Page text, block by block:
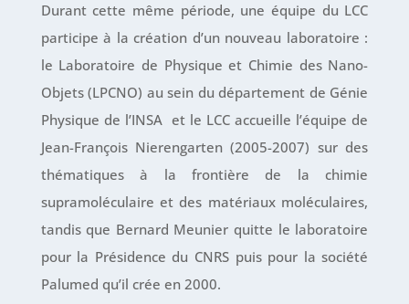
Durant cette même période, une équipe du LCC
participe à la création d’un nouveau laboratoire :
le Laboratoire de Physique et Chimie des Nano-
Objets (LPCNO) au sein du département de Génie
Physique de l’INSA et le LCC accueille l’équipe de
Jean-François Nierengarten (2005-2007) sur des
thématiques à la frontière de la chimie
supramoléculaire et des matériaux moléculaires,
tandis que Bernard Meunier quitte le laboratoire
pour la Présidence du CNRS puis pour la société
Palumed qu’il crée en 2000.